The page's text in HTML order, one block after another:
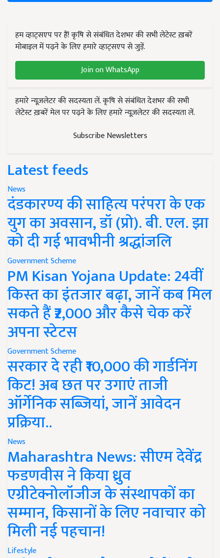
हम व्हाट्सएप पर हैं! कृषि से संबंधित देशभर की सभी लेटेस्ट ख़बरें
मोबाइल में पढ़ने के लिए हमारे व्हाट्सएप से जुड़ें.
Join on WhatsApp
हमारे न्यूज़लेटर की सदस्यता लें. कृषि से संबंधित देशभर की सभी
लेटेस्ट ख़बरें मेल पर पढ़ने के लिए हमारे न्यूज़लेटर की सदस्यता लें.
Subscribe Newsletters
Latest feeds
News
दंडकारण्य की साहित्य परंपरा के एक
युग का अवसान, डॉ (प्रो). बी. एल. झा
को दी गई भावभीनी श्रद्धांजलि
Government Scheme
PM Kisan Yojana Update: 24वीं
किस्त का इंतजार बढ़ा, जानें कब मिल
सकते हैं ₹2,000 और कैसे चेक करें
अपना स्टेटस
Government Scheme
सरकार दे रही ₹10,000 की गार्डनिंग
किट! अब छत पर उगाएं ताजी
ऑर्गेनिक सब्जियां, जानें आवेदन
प्रक्रिया..
News
Maharashtra News: सीएम देवेंद्र
फडणवीस ने किया ध्रुव
एग्रीटेक्नोलॉजीज के संस्थापकों का
सम्मान, किसानों के लिए नवाचार को
मिली नई पहचान!
Lifestyle